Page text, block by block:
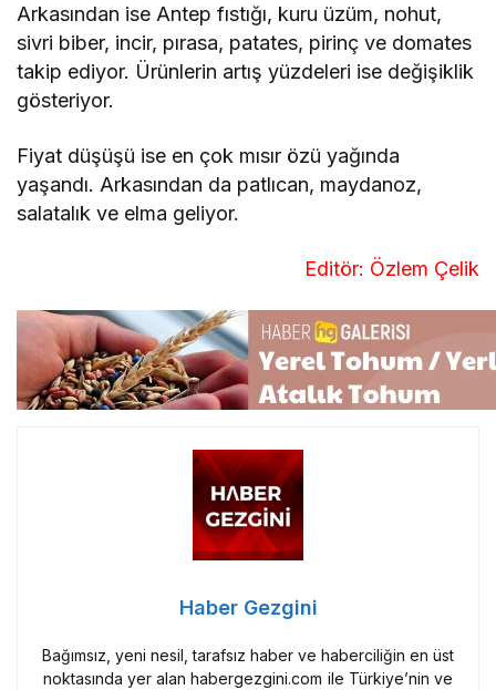
Arkasından ise Antep fıstığı, kuru üzüm, nohut,
sivri biber, incir, pırasa, patates, pirinç ve domates
takip ediyor. Ürünlerin artış yüzdeleri ise değişiklik
gösteriyor.
Fiyat düşüşü ise en çok mısır özü yağında
yaşandı. Arkasından da patlıcan, maydanoz,
salatalık ve elma geliyor.
Editör: Özlem Çelik
Haber Gezgini
Bağımsız, yeni nesil, tarafsız haber ve haberciliğin en üst
noktasında yer alan habergezgini.com ile Türkiye’nin ve